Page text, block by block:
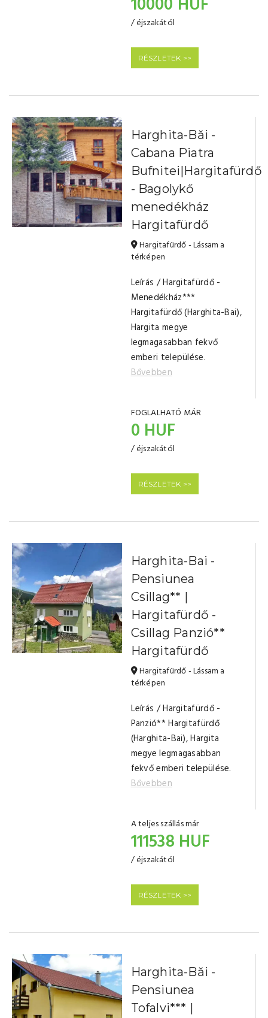
/ éjszakától
RÉSZLETEK >>
Harghita-Băi -
Cabana Piatra
Bufnitei|Hargitafürdő
- Bagolykő
menedékház
Hargitafürdő
Hargitafürdő - Lássam a
térképen
Leírás / Hargitafürdő -
Menedékház***
Hargitafürdő (Harghita-Bai),
Hargita megye
legmagasabban fekvő
emberi települése.
Bővebben
FOGLALHATÓ MÁR
0 HUF
/ éjszakától
RÉSZLETEK >>
Harghita-Bai -
Pensiunea
Csillag** |
Hargitafürdő -
Csillag Panzió**
Hargitafürdő
Hargitafürdő - Lássam a
térképen
Leírás / Hargitafürdő -
Panzió** Hargitafürdő
(Harghita-Bai), Hargita
megye legmagasabban
fekvő emberi települése.
Bővebben
A teljes szállás már
111538 HUF
/ éjszakától
RÉSZLETEK >>
Harghita-Băi -
Pensiunea
Tofalvi*** |